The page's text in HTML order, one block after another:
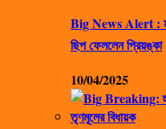
Big News Alert :
ছিপ ফেললেন প্রিয়ঙ্কা
10/04/2025